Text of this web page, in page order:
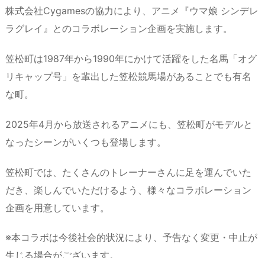
株式会社Cygamesの協力により、アニメ『ウマ娘 シンデレ
ラグレイ』とのコラボレーション企画を実施します。
笠松町は1987年から1990年にかけて活躍をした名馬「オグ
リキャップ号」を輩出した笠松競馬場があることでも有名
な町。
2025年4月から放送されるアニメにも、笠松町がモデルと
なったシーンがいくつも登場します。
笠松町では、たくさんのトレーナーさんに足を運んでいた
だき、楽しんでいただけるよう、様々なコラボレーション
企画を用意しています。
※本コラボは今後社会的状況により、予告なく変更・中止が
生じる場合がございます。